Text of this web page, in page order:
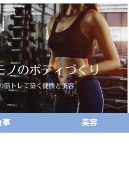
事 美容